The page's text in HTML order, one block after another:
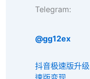
Telegram:
@gg12ex
抖音极速版升